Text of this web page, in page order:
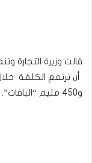
قالت وزيرة التجارة
و450 مليم “الباقات”.